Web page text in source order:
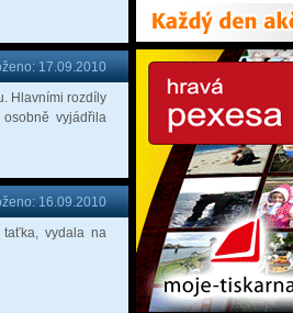
17.09.2010
Hlavními rozdíly
vyjádřila
16.09.2010
vydala na